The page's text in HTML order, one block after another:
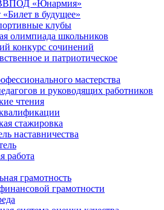
«Юнармия»
в будущее»
клубы
олимпиада школьников
конкурс сочинений
и патриотическое
мастерства
и руководящих работников
чтения
стажировка
наставничества
работа
грамотность
грамотности